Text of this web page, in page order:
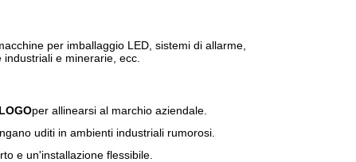
per imballaggio LED, sistemi di allarme,
e minerarie, ecc.
per allinearsi al marchio aziendale.
uditi in ambienti industriali rumorosi.
e un'installazione flessibile.